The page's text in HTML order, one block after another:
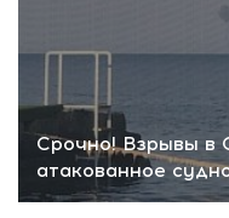
Срочно! Взрывы в
атакованное